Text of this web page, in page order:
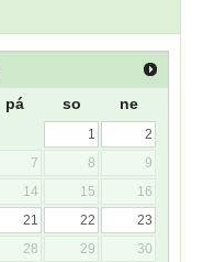
pá so ne
1
2
7 8
9
14 15
16
21 22
23
28 29
30